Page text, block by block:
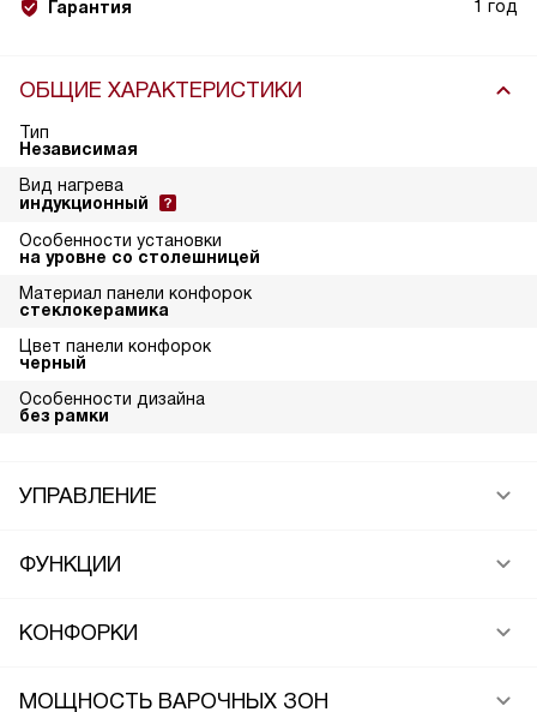
Гарантия 1 год
ОБЩИЕ ХАРАКТЕРИСТИКИ
Тип
Независимая
Вид нагрева
индукционный
Особенности установки
на уровне со столешницей
Материал панели конфорок
стеклокерамика
Цвет панели конфорок
черный
Особенности дизайна
без рамки
УПРАВЛЕНИЕ
ФУНКЦИИ
КОНФОРКИ
МОЩНОСТЬ ВАРОЧНЫХ ЗОН